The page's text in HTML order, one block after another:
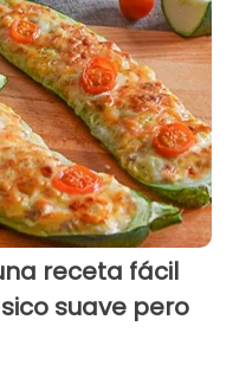
receta fácil
suave pero